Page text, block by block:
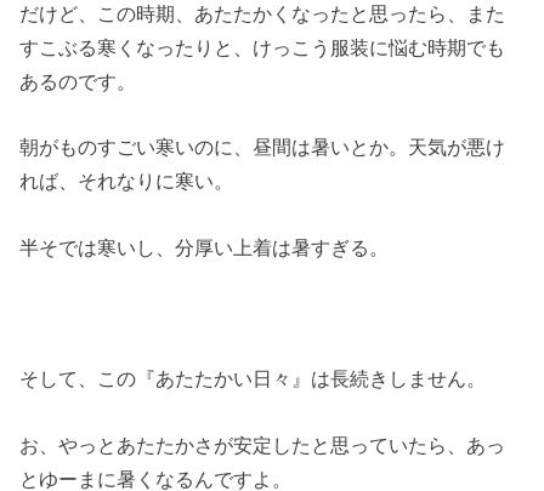
だけど、この時期、あたたかくなったと思ったら、また
すこぶる寒くなったりと、けっこう服装に悩む時期でも
あるのです。
朝がものすごい寒いのに、昼間は暑いとか。天気が悪け
れば、それなりに寒い。
半そでは寒いし、分厚い上着は暑すぎる。
そして、この『あたたかい日々』は長続きしません。
お、やっとあたたかさが安定したと思っていたら、あっ
とゆーまに暑くなるんですよ。